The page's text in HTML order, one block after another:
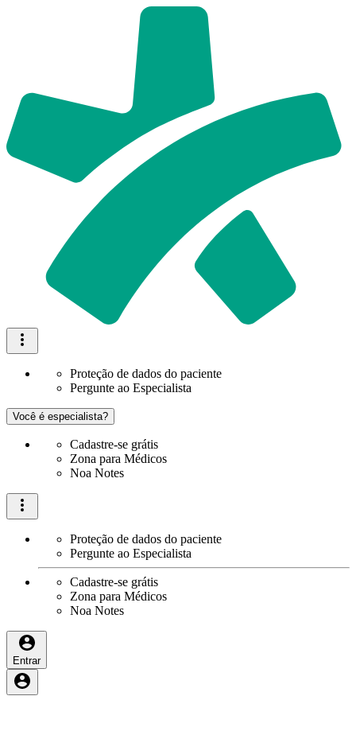
Proteção de dados do paciente
Pergunte ao Especialista
Você é especialista?
Cadastre-se grátis
Zona para Médicos
Noa Notes
Proteção de dados do paciente
Pergunte ao Especialista
Cadastre-se grátis
Zona para Médicos
Noa Notes
Entrar